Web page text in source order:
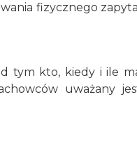
fizycznego
tym kto, kiedy i ile
uważany